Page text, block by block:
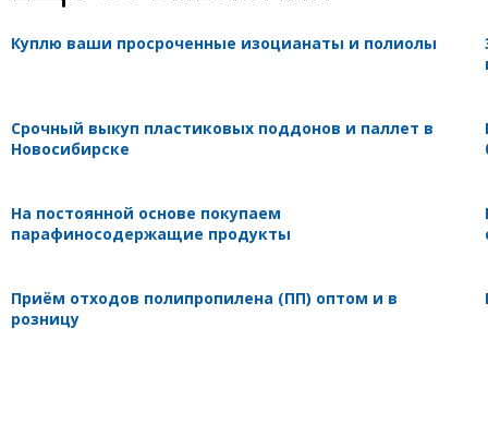
Куплю ваши просроченные изоцианаты и полиолы
Срочный выкуп пластиковых поддонов и паллет в
Новосибирске
На постоянной основе покупаем
парафиносодержащие продукты
Приём отходов полипропилена (ПП) оптом и в
розницу